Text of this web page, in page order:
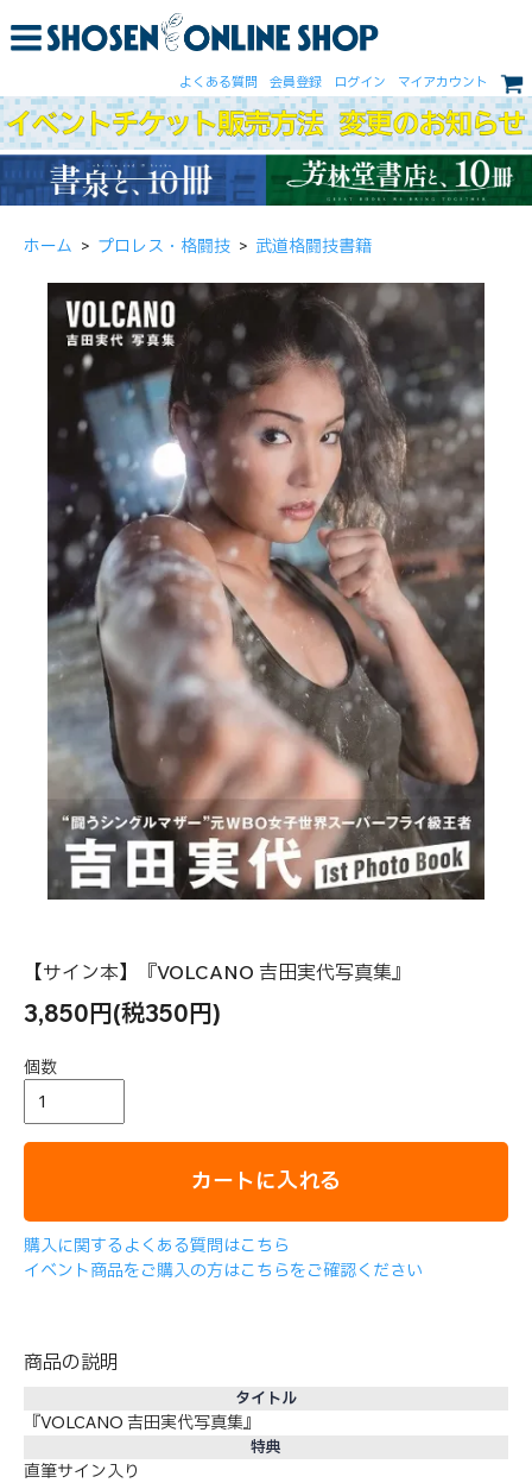
よくある質問 会員登録 ログイン マイアカウント
ホーム > プロレス・格闘技 > 武道格闘技書籍
【サイン本】『VOLCANO 吉田実代写真集』
3,850円(税350円)
個数
カートに入れる
購入に関するよくある質問はこちら
イベント商品をご購入の方はこちらをご確認ください
商品の説明
タイトル
『VOLCANO 吉田実代写真集』
特典
直筆サイン入り